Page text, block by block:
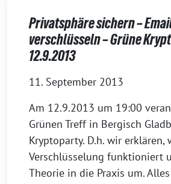
Privatsphäre sichern –
verschlüsseln – Grüne
12.9.2013
11. September 2013
Am 12.9.2013 um 19:00
Grünen Treff in Bergisch
Kryptoparty. D.h. wir erklären,
Verschlüsselung funktioniert
Theorie in die Praxis um.